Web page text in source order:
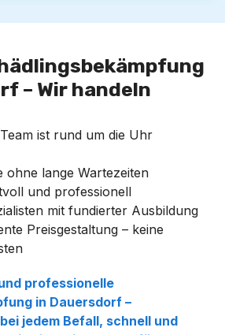
– Wir handeln
ist rund um die Uhr
ohne lange Wartezeiten
und professionell
mit fundierter Ausbildung
Preisgestaltung – keine
professionelle
in Dauersdorf –
jedem Befall, schnell und